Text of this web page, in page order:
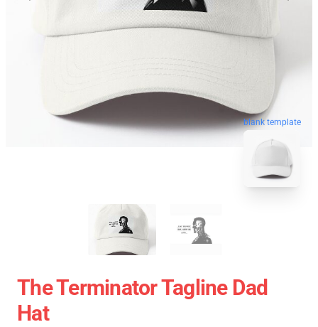
blank template
The Terminator Tagline Dad
Hat